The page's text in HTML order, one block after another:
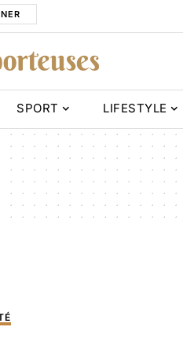
SPORT LIFESTYLE